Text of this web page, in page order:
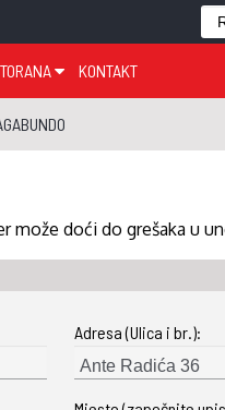
ŽUPANIJA
ŽUPANIJA
ŽUPANIJA
ŽUPANIJA
ZANIMLJIVOSTI
GASTRO REGIJE
KNJIGE
KONTAKT
doći do grešaka u
Adresa (Ulica i br.):